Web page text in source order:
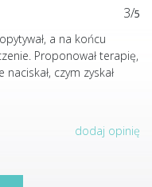
3/5
a na końcu
Proponował terapię,
czym zyskał
dodaj opinię